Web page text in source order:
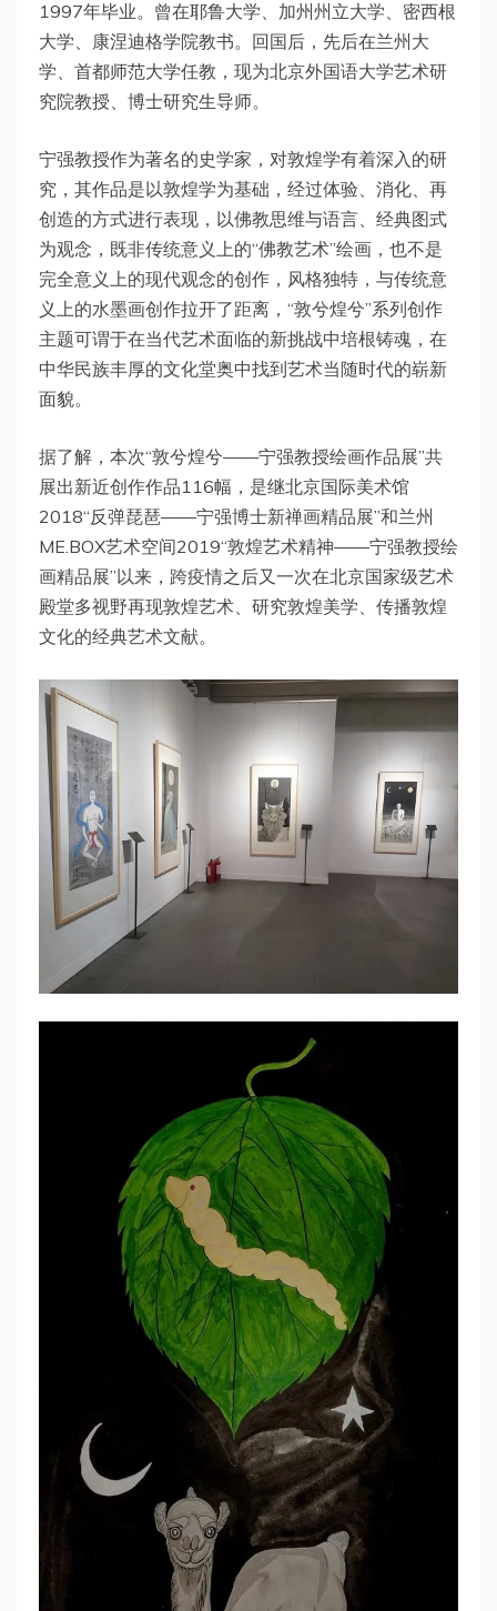
1997年毕业。曾在耶鲁大学、加州州立大学、密西根
大学、康涅迪格学院教书。回国后，先后在兰州大
学、首都师范大学任教，现为北京外国语大学艺术研
究院教授、博士研究生导师。
宁强教授作为著名的史学家，对敦煌学有着深入的研
究，其作品是以敦煌学为基础，经过体验、消化、再
创造的方式进行表现，以佛教思维与语言、经典图式
为观念，既非传统意义上的“佛教艺术”绘画，也不是
完全意义上的现代观念的创作，风格独特，与传统意
义上的水墨画创作拉开了距离，“敦兮煌兮”系列创作
主题可谓于在当代艺术面临的新挑战中培根铸魂，在
中华民族丰厚的文化堂奥中找到艺术当随时代的崭新
面貌。
据了解，本次“敦兮煌兮——宁强教授绘画作品展”共
展出新近创作作品116幅，是继北京国际美术馆
2018“反弹琵琶——宁强博士新禅画精品展”和兰州
ME.BOX艺术空间2019“敦煌艺术精神——宁强教授绘
画精品展”以来，跨疫情之后又一次在北京国家级艺术
殿堂多视野再现敦煌艺术、研究敦煌美学、传播敦煌
文化的经典艺术文献。